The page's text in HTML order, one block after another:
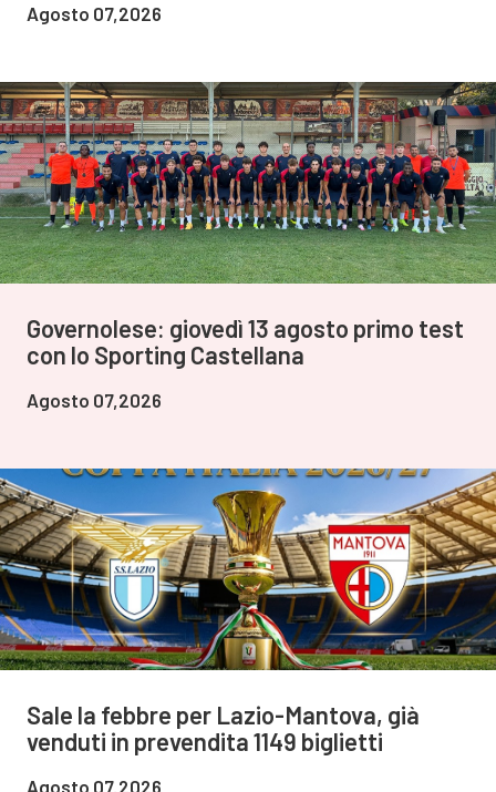
Agosto 07,2026
Governolese: giovedì 13 agosto primo test
con lo Sporting Castellana
Agosto 07,2026
Sale la febbre per Lazio-Mantova, già
venduti in prevendita 1149 biglietti
Agosto 07,2026